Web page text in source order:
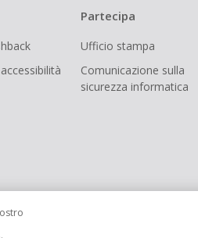
Partecipa
Ufficio stampa
Comunicazione sulla
sicurezza informatica